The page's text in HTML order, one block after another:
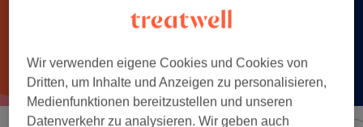
Wir verwenden eigene Cookies und Cookies von
Dritten, um Inhalte und Anzeigen zu personalisieren,
Medienfunktionen bereitzustellen und unseren
Datenverkehr zu analysieren. Wir geben auch